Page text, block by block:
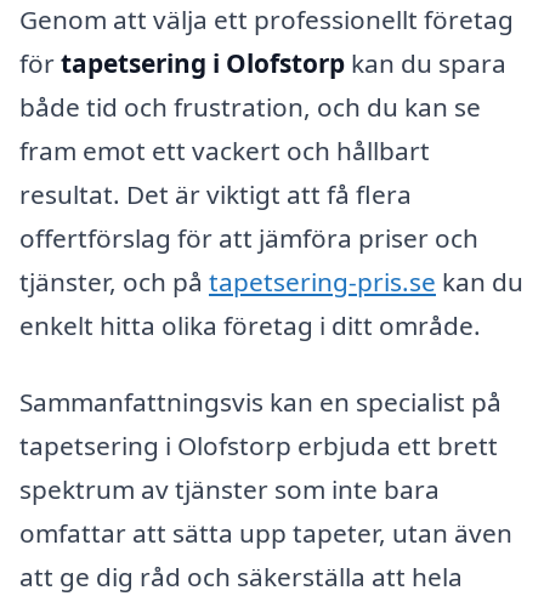
Genom att välja ett professionellt företag
förtapetsering i Olofstorp kan du spara
både tid och frustration, och du kan se
fram emot ett vackert och hållbart
resultat. Det är viktigt att få flera
offertförslag för att jämföra priser och
tjänster, och på tapetsering-pris.se kan du
enkelt hitta olika företag i ditt område.
Sammanfattningsvis kan en specialist på
tapetsering i Olofstorp erbjuda ett brett
spektrum av tjänster som inte bara
omfattar att sätta upp tapeter, utan även
att ge dig råd och säkerställa att hela